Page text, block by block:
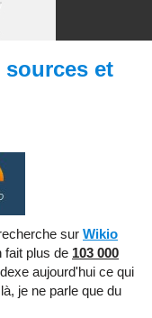
sources et
sur Wikio
fait plus de 103 000
aujourd'hui ce qui
je ne parle que du